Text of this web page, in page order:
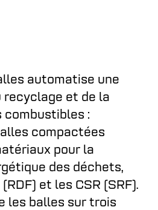
automatise une
et de la
combustibles :
compactées
pour la
des déchets,
et les CSR (SRF).
les balles sur trois